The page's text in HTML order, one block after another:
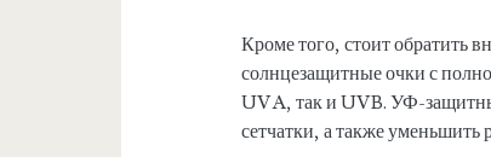
Кроме того, стоит обратить
солнцезащитные очки с
UVA, так и UVB. УФ-
сетчатки, а также уменьшить